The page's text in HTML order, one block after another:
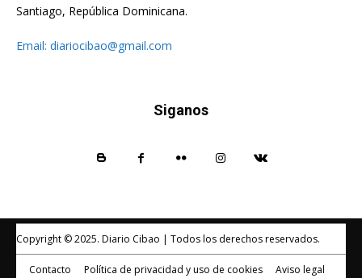
Santiago, República Dominicana.
Email: diariocibao@gmail.com
Siganos
Copyright © 2025. Diario Cibao | Todos los derechos reservados.
Contacto Política de privacidad y uso de cookies Aviso legal